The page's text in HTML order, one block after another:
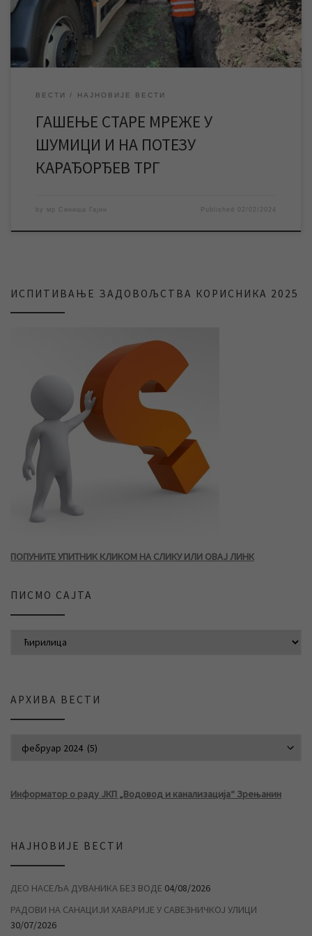
тестирање и дезинфекција, створени су сви услови за гашење
старе мреже, […]
ВЕСТИ НАЈНОВИЈЕ ВЕСТИ
ГАШЕЊЕ СТАРЕ МРЕЖЕ У
ШУМИЦИ И НА ПОТЕЗУ
КАРАЂОРЂЕВ ТРГ
by мр Синиша Гајин Published 02/02/2024
ИСПИТИВАЊЕ ЗАДОВОЉСТВА КОРИСНИКА 2025
ПОПУНИТЕ УПИТНИК КЛИКОМ НА СЛИКУ ИЛИ ОВАЈ ЛИНК
ПИСМО САЈТА
АРХИВА ВЕСТИ
Информатор о раду ЈКП „Водовод и канализација“ Зрењанин
НАЈНОВИЈЕ ВЕСТИ
ДЕО НАСЕЉА ДУВАНИКА БЕЗ ВОДЕ 04/08/2026
РАДОВИ НА САНАЦИЈИ ХАВАРИЈЕ У САВЕЗНИЧКОЈ УЛИЦИ
30/07/2026